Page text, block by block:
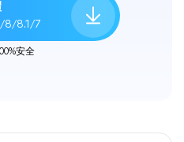
8/8.1/7
安全